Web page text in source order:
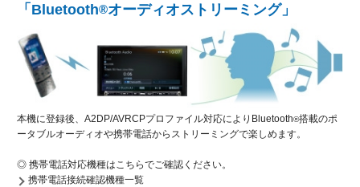
「Bluetooth®オーディオストリーミング」
本機に登録後、A2DP/AVRCPプロファイル対応によりBluetooth®搭載のポ
ータブルオーディオや携帯電話からストリーミングで楽しめます。
◎ 携帯電話対応機種はこちらでご確認ください。
携帯電話接続確認機種一覧